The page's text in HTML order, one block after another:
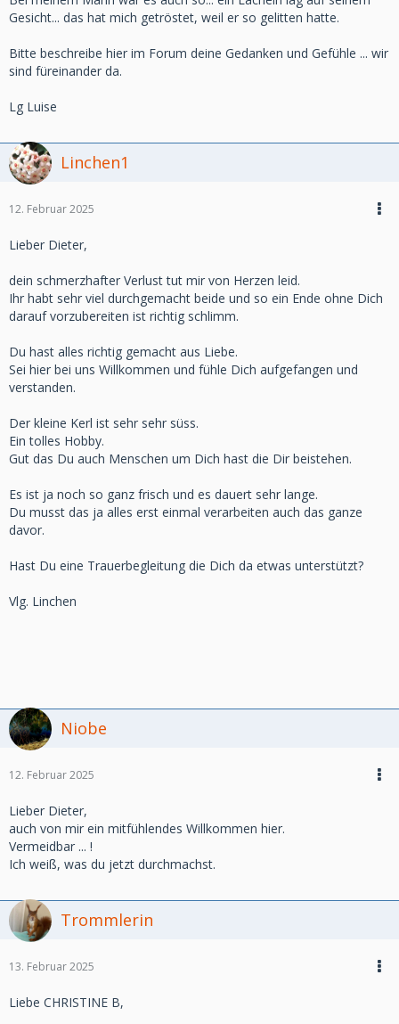
Gesicht... das hat mich getröstet, weil er so gelitten hatte.
Bitte beschreibe hier im Forum deine Gedanken und Gefühle ... wir
sind füreinander da.
Lg Luise
Linchen1
12. Februar 2025
Lieber Dieter,
dein schmerzhafter Verlust tut mir von Herzen leid.
Ihr habt sehr viel durchgemacht beide und so ein Ende ohne Dich
darauf vorzubereiten ist richtig schlimm.
Du hast alles richtig gemacht aus Liebe.
Sei hier bei uns Willkommen und fühle Dich aufgefangen und
verstanden.
Der kleine Kerl ist sehr sehr süss.
Ein tolles Hobby.
Gut das Du auch Menschen um Dich hast die Dir beistehen.
Es ist ja noch so ganz frisch und es dauert sehr lange.
Du musst das ja alles erst einmal verarbeiten auch das ganze
davor.
Hast Du eine Trauerbegleitung die Dich da etwas unterstützt?
Vlg. Linchen
Niobe
12. Februar 2025
Lieber Dieter,
auch von mir ein mitfühlendes Willkommen hier.
Vermeidbar ... !
Ich weiß, was du jetzt durchmachst.
Trommlerin
13. Februar 2025
Liebe CHRISTINE B,